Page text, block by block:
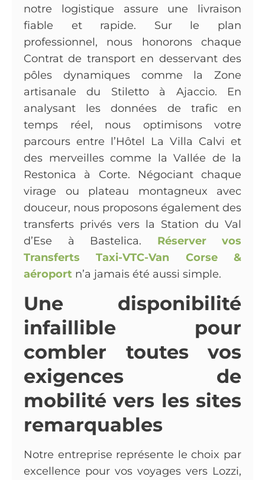
notre logistique assure une livraison
fiable et rapide. Sur le plan
professionnel, nous honorons chaque
Contrat de transport en desservant des
pôles dynamiques comme la Zone
artisanale du Stiletto à Ajaccio. En
analysant les données de trafic en
temps réel, nous optimisons votre
parcours entre l’Hôtel La Villa Calvi et
des merveilles comme la Vallée de la
Restonica à Corte. Négociant chaque
virage ou plateau montagneux avec
douceur, nous proposons également des
transferts privés vers la Station du Val
d’Ese à Bastelica. Réserver vos
Transferts Taxi-VTC-Van Corse &
aéroport n’a jamais été aussi simple.
Une disponibilité
infaillible pour
combler toutes vos
exigences de
mobilité vers les sites
remarquables
Notre entreprise représente le choix par
excellence pour vos voyages vers Lozzi,